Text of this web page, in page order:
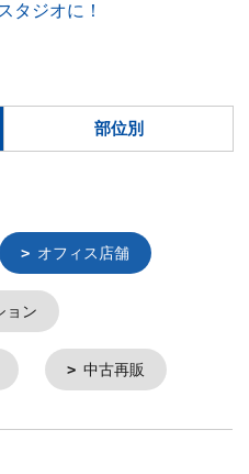
タジオに！
部位別
オフィス店舗
ョン
中古再販